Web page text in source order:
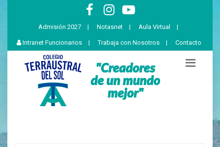
Admisión 2027 | Notasnet | Aula Virtual |
Intranet Funcionarios | Trabaja con Nosotros | Contacto